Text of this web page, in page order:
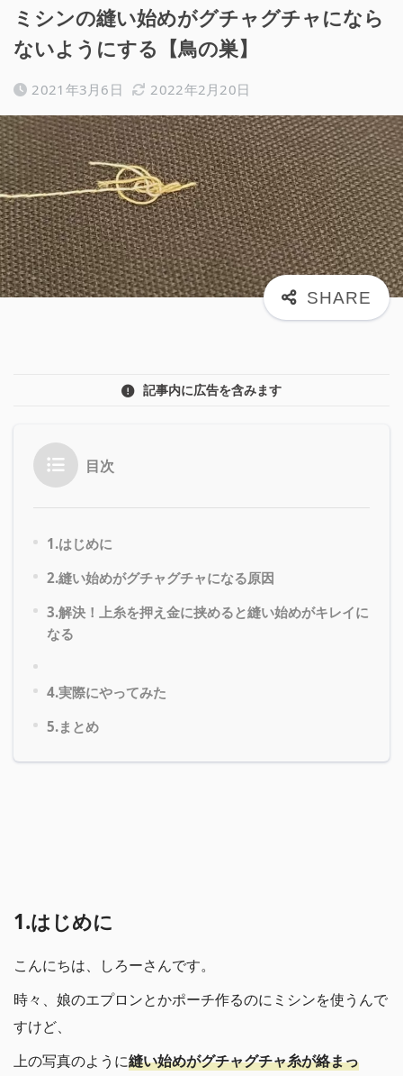
ミシンの縫い始めがグチャグチャになら
ないようにする【鳥の巣】
2021年3月6日 2022年2月20日
記事内に広告を含みます
目次
1.はじめに
2.縫い始めがグチャグチャになる原因
3.解決！上糸を押え金に挟めると縫い始めがキレイに
なる
4.実際にやってみた
5.まとめ
1.はじめに
こんにちは、しろーさんです。
時々、娘のエプロンとかポーチ作るのにミシンを使うんで
すけど、
上の写真のように縫い始めがグチャグチャ糸が絡まっ